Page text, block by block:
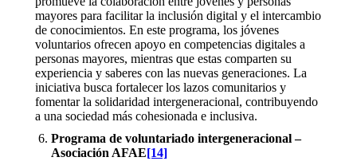
mayores para facilitar la inclusión digital y el intercambio
de conocimientos. En este programa, los jóvenes
voluntarios ofrecen apoyo en competencias digitales a
personas mayores, mientras que estas comparten su
experiencia y saberes con las nuevas generaciones. La
iniciativa busca fortalecer los lazos comunitarios y
fomentar la solidaridad intergeneracional, contribuyendo
a una sociedad más cohesionada e inclusiva.
Programa de voluntariado intergeneracional –
Asociación AFAE[14]